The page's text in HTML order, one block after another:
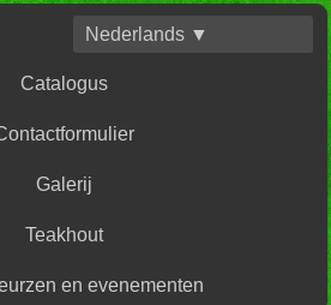
Nederlands ▼
Catalogus
Galerij
Teakhout
en evenementen